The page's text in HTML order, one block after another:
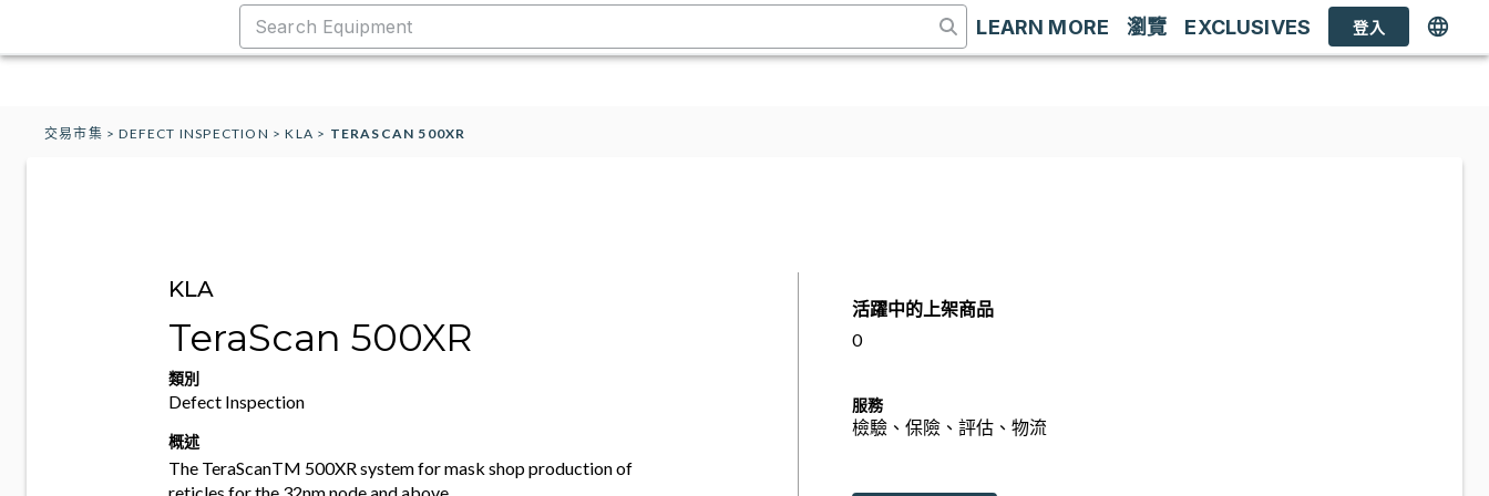
LEARN MORE 瀏覽 EXCLUSIVES 登入
交易市集 >DEFECT INSPECTION >KLA > TERASCAN 500XR
KLA
TeraScan 500XR
類別
Defect Inspection
概述
The TeraScanTM 500XR system for mask shop production of
活躍中的上架商品
0
服務
檢驗、保險、評估、物流